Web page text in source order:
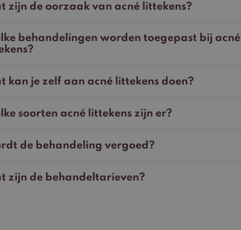
zijn de oorzaak van acné littekens?
behandelingen worden toegepast bij acné
kan je zelf aan acné littekens doen?
soorten acné littekens zijn er?
de behandeling vergoed?
zijn de behandeltarieven?